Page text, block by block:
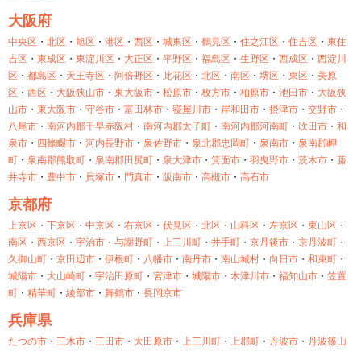
大阪府
中央区 ・ 北区 ・ 旭区 ・ 港区 ・ 西区 ・ 城東区 ・ 鶴見区 ・ 住之江区 ・ 住吉区 ・ 東住
吉区 ・ 東成区 ・ 東淀川区 ・ 大正区 ・ 平野区 ・ 福島区 ・ 生野区 ・ 西成区 ・ 西淀川
区 ・ 都島区 ・ 天王寺区 ・ 阿倍野区 ・ 此花区 ・ 北区 ・ 南区 ・ 堺区 ・ 東区 ・ 美原
区 ・ 西区 ・ 大阪狭山市 ・ 東大阪市 ・ 松原市 ・ 枚方市 ・ 柏原市 ・ 池田市 ・ 大阪狭
山市 ・ 東大阪市 ・ 守谷市 ・ 富田林市 ・ 寝屋川市 ・ 岸和田市 ・ 摂津市 ・ 交野市 ・
八尾市 ・ 南河内郡千早赤阪村 ・ 南河内郡太子町 ・ 南河内郡河南町 ・ 吹田市 ・ 和
泉市 ・ 四條畷市 ・ 河内長野市 ・ 泉佐野市 ・ 泉北郡忠岡町 ・ 泉南市 ・ 泉南郡岬
町 ・ 泉南郡熊取町 ・ 泉南郡田尻町 ・ 泉大津市 ・ 箕面市 ・ 羽曳野市 ・ 茨木市 ・ 藤
井寺市 ・ 豊中市 ・ 貝塚市 ・ 門真市 ・ 阪南市 ・ 高槻市 ・ 高石市
京都府
上京区 ・ 下京区 ・ 中京区 ・ 右京区 ・ 伏見区 ・ 北区 ・ 山科区 ・ 左京区 ・ 東山区 ・
南区 ・ 西京区 ・ 宇治市 ・ 与謝野町 ・ 上三川町 ・ 井手町 ・ 京丹後市 ・ 京丹波町 ・
久御山町 ・ 京田辺市 ・ 伊根町 ・ 八幡市 ・ 南丹市 ・ 南山城村 ・ 向日市 ・ 和束町 ・
城陽市 ・ 大山崎町 ・ 宇治田原町 ・ 宮津市 ・ 城陽市 ・ 木津川市 ・ 福知山市 ・ 笠置
町 ・ 精華町 ・ 綾部市 ・ 舞鶴市 ・ 長岡京市
兵庫県
たつの市 ・ 三木市 ・ 三田市 ・ 大田原市 ・ 上三川町 ・ 上郡町 ・ 丹波市 ・ 丹波篠山